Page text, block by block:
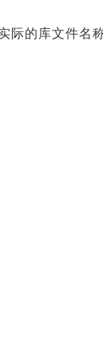
的库文件名